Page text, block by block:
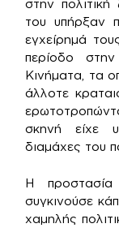
στην
του υπήρξαν
εγχείρημά
περίοδο
Κινήματα, τα
άλλοτε
σκηνή είχε
διαμάχες του
Η προστασία
συγκινούσε
χαμηλής